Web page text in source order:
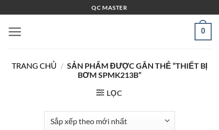
qua
nội
QC MASTER
0
TRANG CHỦ / SẢN PHẨM ĐƯỢC GẮN THẺ “THIẾT BỊ
BƠM SPMK213B”
LỌC